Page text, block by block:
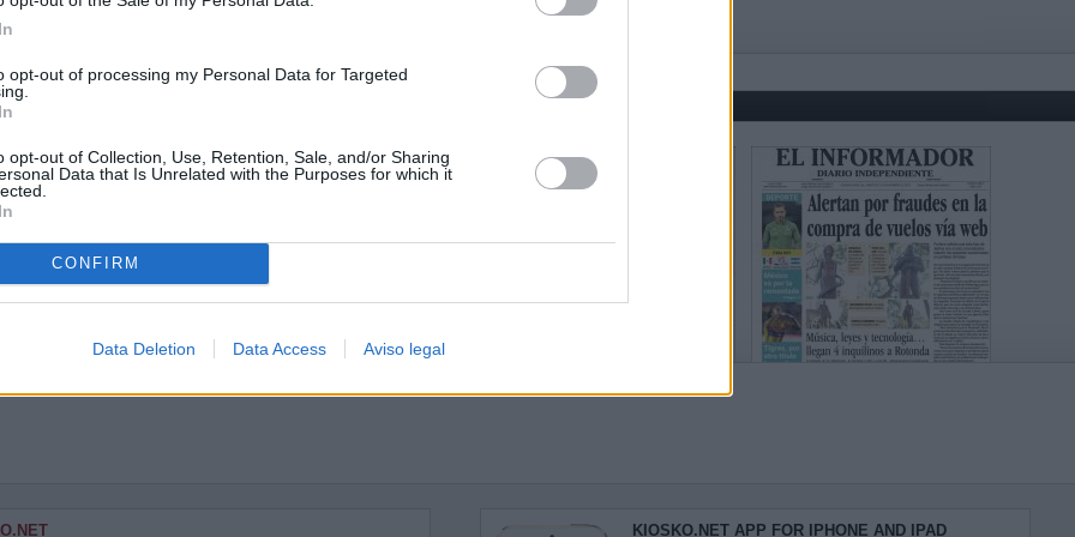
opt-out of processing my Personal Data for Targeted
opt-out of Collection, Use, Retention, Sale, and/or Sharing
Data that Is Unrelated with the Purposes for which it
CONFIRM
Data Deletion Data Access Aviso legal
KIOSKO.NET APP FOR IPHONE AND IPAD